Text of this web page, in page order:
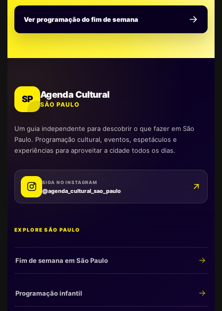
Ver programação do fim de semana
SP Agenda Cultural
SÃO PAULO
Um guia independente para descobrir o que fazer em São
Paulo. Programação cultural, eventos, espetáculos e
experiências para aproveitar a cidade todos os dias.
SIGA NO INSTAGRAM
@agenda_cultural_sao_paulo
EXPLORE SÃO PAULO
Fim de semana em São Paulo
Programação infantil